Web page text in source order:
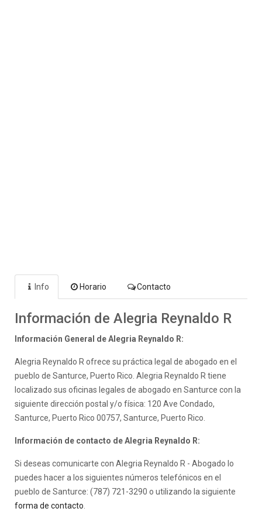
Info Horario Contacto
Información de Alegria Reynaldo R
Información General de Alegria Reynaldo R:
Alegria Reynaldo R ofrece su práctica legal de abogado en el
pueblo de Santurce, Puerto Rico. Alegria Reynaldo R tiene
localizado sus oficinas legales de abogado en Santurce con la
siguiente dirección postal y/o física: 120 Ave Condado,
Santurce, Puerto Rico 00757, Santurce, Puerto Rico.
Información de contacto de Alegria Reynaldo R:
Si deseas comunicarte con Alegria Reynaldo R - Abogado lo
puedes hacer a los siguientes números telefónicos en el
pueblo de Santurce: (787) 721-3290 o utilizando la siguiente
forma de contacto